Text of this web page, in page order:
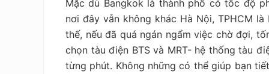
Mặc dù Bangkok là thành phố có tốc độ
nơi đây vẫn không khác Hà Nội, TPHCM
thế, nếu đã quá ngán ngẩm việc chờ đợi,
chọn tàu điện BTS và MRT- hệ thống tàu
từng phút. Không những có thể giúp bạn